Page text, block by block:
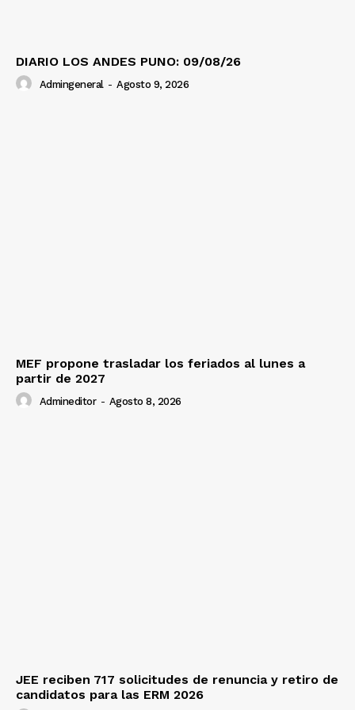
DIARIO LOS ANDES PUNO: 09/08/26
Admingeneral - Agosto 9, 2026
MEF propone trasladar los feriados al lunes a
partir de 2027
Admineditor - Agosto 8, 2026
JEE reciben 717 solicitudes de renuncia y retiro de
candidatos para las ERM 2026